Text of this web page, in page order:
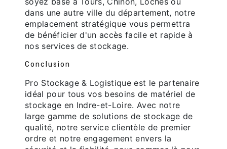
dans une autre ville du département, notre
emplacement stratégique vous permettra
de bénéficier d'un accès facile et rapide à
nos services de stockage.
Conclusion
Pro Stockage & Logistique est le partenaire
idéal pour tous vos besoins de matériel de
stockage en Indre-et-Loire. Avec notre
large gamme de solutions de stockage de
qualité, notre service clientèle de premier
ordre et notre engagement envers la